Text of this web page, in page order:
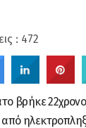
: 472
βρήκε